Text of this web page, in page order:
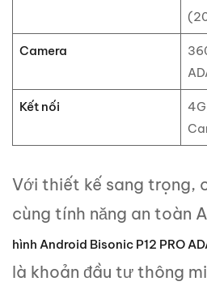
Camera
Kết nối
Với thiết kế sang trọng,
cùng tính năng an toàn
hình Android Bisonic P12 PRO
là khoản đầu tư thông